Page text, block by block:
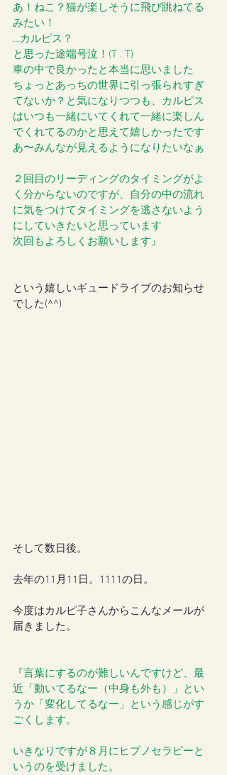
あ！ねこ？猫が楽しそうに飛び跳ねてる
みたい！
…カルピス？
と思った途端号泣！(T . T)
車の中で良かったと本当に思いました
ちょっとあっちの世界に引っ張られすぎ
てないか？と気になりつつも、カルピス
はいつも一緒にいてくれて一緒に楽しん
でくれてるのかと思えて嬉しかったです
あ〜みんなが見えるようになりたいなぁ
２回目のリーディングのタイミングがよ
く分からないのですが、自分の中の流れ
に気をつけてタイミングを逃さないよう
にしていきたいと思っています
次回もよろしくお願いします』
という嬉しいギュードライブのお知らせ
でした(^^)
そして数日後。
去年の11月11日。1111の日。
今度はカルピ子さんからこんなメールが
届きました。
『言葉にするのが難しいんですけど、最
近「動いてるなー（中身も外も）」とい
うか「変化してるなー」という感じがす
ごくします。
いきなりですが８月にヒプノセラピーと
いうのを受けました。